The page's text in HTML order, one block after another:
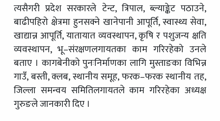
त्यसैगरी प्रदेश सरकारले टेन्ट, त्रिपाल, ब्ल्याङ्केट पठाउने,
बाढीपहिरो क्षेत्रमा हुनसक्ने खानेपानी आपूर्ति, स्वास्थ्य सेवा,
खाद्यान्न आपूर्ति, यातायात व्यवस्थापन, कृषि र पशुजन्य क्षति
व्यवस्थापन, भू–संरक्षणलगायतका काम गरिरहेको उनले
बताए । कागबेनीको पुनःनिर्माणका लागि मुस्ताङका विभिन्न
गाउँ, बस्ती, क्लब, स्थानीय समूह, फरक–फरक स्थानीय तह,
जिल्ला समन्वय समितिलगायतले काम गरिरहेका अध्यक्ष
गुरुङले जानकारी दिए ।